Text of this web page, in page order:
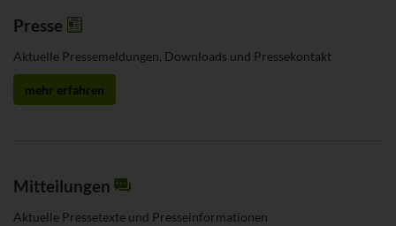
Presse
Aktuelle Pressemeldungen, Downloads und Pressekontakt
mehr erfahren
Mitteilungen
Aktuelle Pressetexte und Presseinformationen